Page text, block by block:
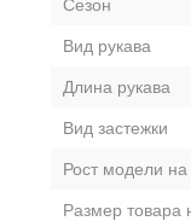
Сезон
Вид рукава
Длина рукава
Вид застежки
Рост модели
Размер товара